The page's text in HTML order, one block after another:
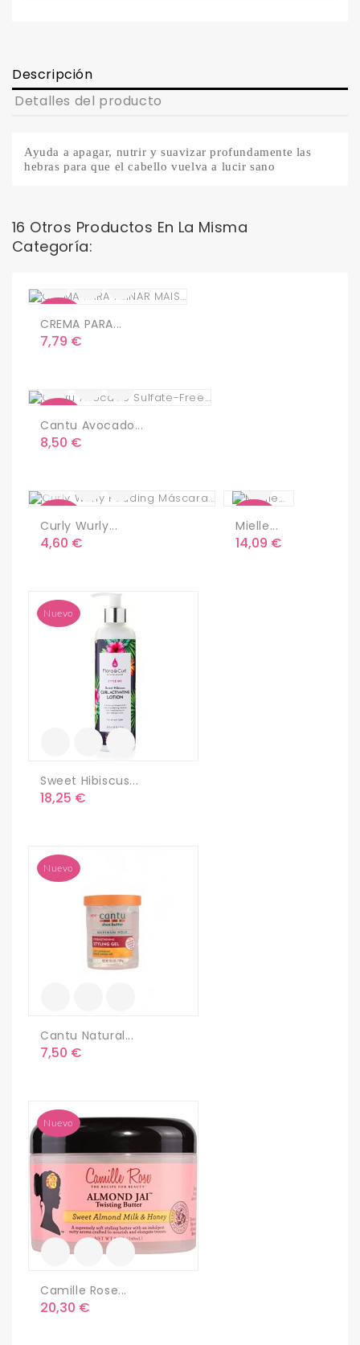
Descripción
Detalles del producto
Ayuda a apagar, nutrir y suavizar profundamente las
hebras para que el cabello vuelva a lucir sano
16 Otros Productos En La Misma
Categoría:
CREMA PARA...
Precio
7,79 €
Cantu Avocado...
Precio
8,50 €
Curly Wurly...
Precio
4,60 €
Mielle...
Precio
14,09 €
Nuevo
Sweet Hibiscus...
Precio
18,25 €
Nuevo
Cantu Natural...
Precio
7,50 €
Nuevo
Camille Rose...
Precio
20,30 €